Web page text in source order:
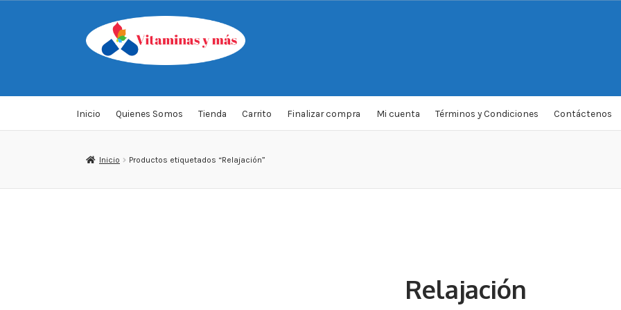
Saltar
a
navegación
al
contenido
Inicio Quienes Somos Tienda Carrito Finalizar compra Mi cuenta Términos y Condiciones Contáctenos
Inicio Productos etiquetados “Relajación”
Relajación